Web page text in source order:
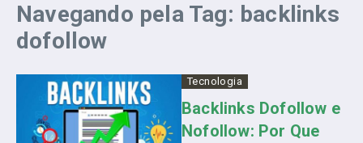
Navegando pela Tag: backlinks
dofollow
Tecnologia
Backlinks Dofollow e
Nofollow: Por Que